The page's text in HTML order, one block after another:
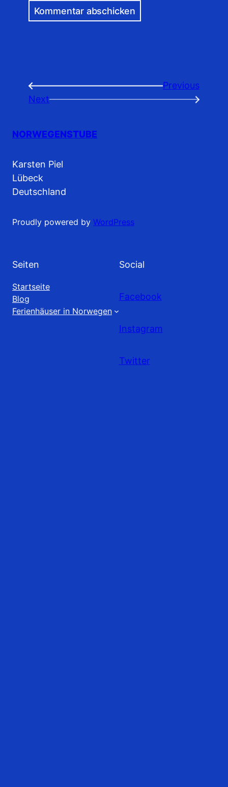
←
Previous
Next
→
NORWEGENSTUBE
Karsten Piel
Lübeck
Deutschland
Proudly powered by WordPress
Seiten
Startseite
Blog
Ferienhäuser in Norwegen
Social
Facebook
Instagram
Twitter